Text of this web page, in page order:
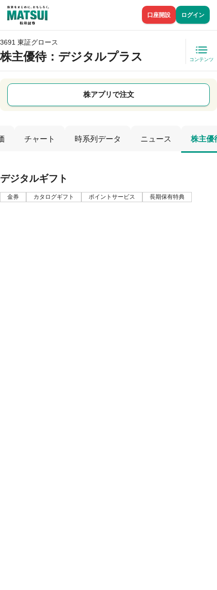
口座開設 ログイン
3691 東証グロース
株主優待：デジタルプラス コンテンツ
株アプリで注文
チャート 時系列データ ニュース 株主優
デジタルギフト
金券 カタログギフト ポイントサービス 長期保有特典